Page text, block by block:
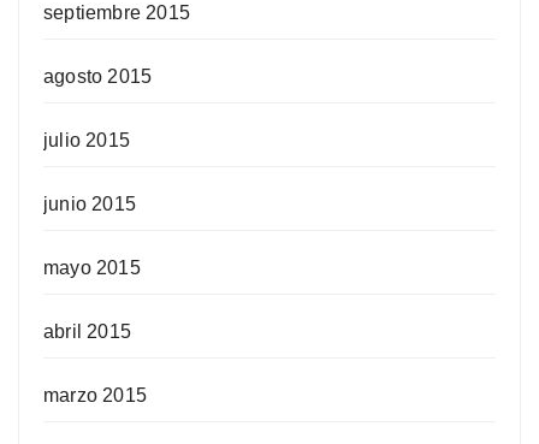
septiembre 2015
agosto 2015
julio 2015
junio 2015
mayo 2015
abril 2015
marzo 2015